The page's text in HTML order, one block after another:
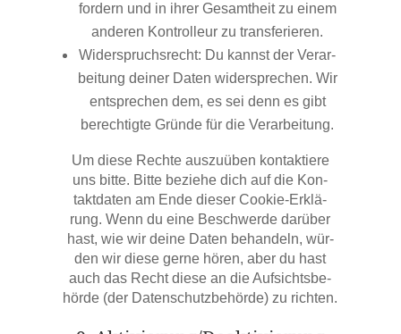
for­dern und in ihrer Gesamt­heit zu einem
ande­ren Kon­trol­leur zu transferieren.
Wider­spruchs­recht: Du kannst der Ver­ar­
bei­tung dei­ner Daten wider­spre­chen. Wir
ent­spre­chen dem, es sei denn es gibt
berech­tig­te Grün­de für die Verarbeitung.
Um die­se Rech­te aus­zu­üben kon­tak­tie­re
uns bit­te. Bit­te bezie­he dich auf die Kon­
takt­da­ten am Ende die­ser Coo­kie-Erklä­
rung. Wenn du eine Beschwer­de dar­über
hast, wie wir dei­ne Daten behan­deln, wür­
den wir die­se ger­ne hören, aber du hast
auch das Recht die­se an die Auf­sichts­be­
hör­de (der Daten­schutz­be­hör­de) zu richten.